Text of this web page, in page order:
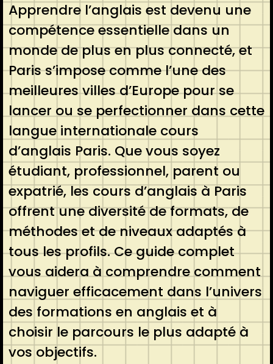
Apprendre l’anglais est devenu une
compétence essentielle dans un
monde de plus en plus connecté, et
Paris s’impose comme l’une des
meilleures villes d’Europe pour se
lancer ou se perfectionner dans cette
langue internationale cours
d’anglais Paris. Que vous soyez
étudiant, professionnel, parent ou
expatrié, les cours d’anglais à Paris
offrent une diversité de formats, de
méthodes et de niveaux adaptés à
tous les profils. Ce guide complet
vous aidera à comprendre comment
naviguer efficacement dans l’univers
des formations en anglais et à
choisir le parcours le plus adapté à
vos objectifs.